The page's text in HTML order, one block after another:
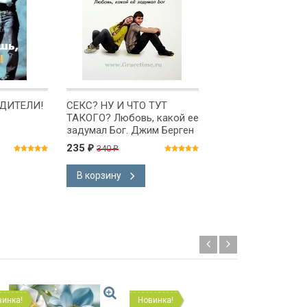
СЕКС? НУ И ЧТО ТУТ
ТАКОГО? Любовь, какой ее
задумал Бог. Джим Берген
235 ₽ 340₽
В корзину
Новинка!